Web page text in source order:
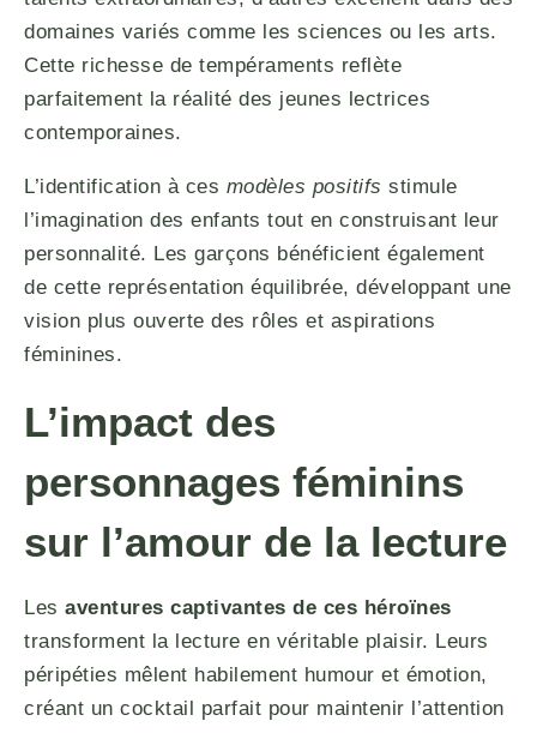
domaines variés comme les sciences ou les arts.
Cette richesse de tempéraments reflète
parfaitement la réalité des jeunes lectrices
contemporaines.
L’identification à ces modèles positifs stimule
l’imagination des enfants tout en construisant leur
personnalité. Les garçons bénéficient également
de cette représentation équilibrée, développant une
vision plus ouverte des rôles et aspirations
féminines.
L’impact des
personnages féminins
sur l’amour de la lecture
Les aventures captivantes de ces héroïnes
transforment la lecture en véritable plaisir. Leurs
péripéties mêlent habilement humour et émotion,
créant un cocktail parfait pour maintenir l’attention